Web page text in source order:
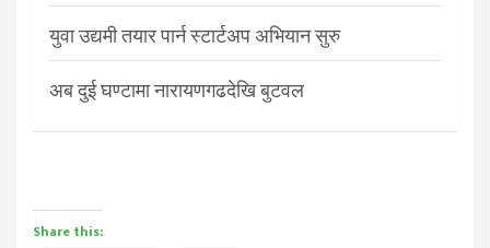
युवा उद्यमी तयार पार्न स्टार्टअप अभियान सुरु
अब दुई घण्टामा नारायणगढदेखि बुटवल
Share this: